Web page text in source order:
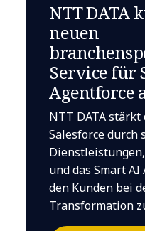
NTT DATA
neuen
Service für
Agentforce
NTT DATA
Salesforce durch
und das Smart AI
den Kunden bei
Transformation